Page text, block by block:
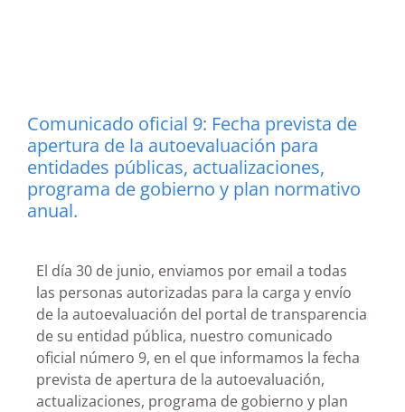
Comunicado oficial 9: Fecha prevista de
apertura de la autoevaluación para
entidades públicas, actualizaciones,
programa de gobierno y plan normativo
anual.
El día 30 de junio, enviamos por email a todas
las personas autorizadas para la carga y envío
de la autoevaluación del portal de transparencia
de su entidad pública, nuestro comunicado
oficial número 9, en el que informamos la fecha
prevista de apertura de la autoevaluación,
actualizaciones, programa de gobierno y plan